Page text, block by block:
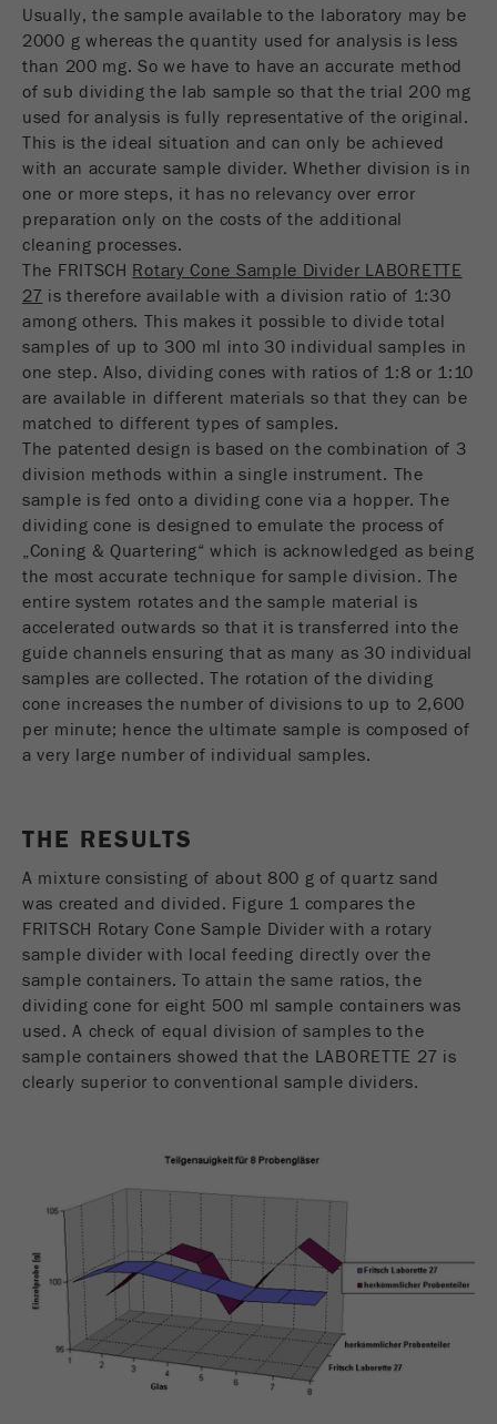
Objectivo
Contêm a data da 1ª visita a este
website.
Ciclo de vida
cookie
1 ano
Nome _ym_isad
Fornecedor Yandex
Objectivo
Determina se um utilizador utiliza
bloqueador de anuncios.
Ciclo de vida
cookie
2 dias
Nome _ym_uid
Fornecedor Yandex
Objectivo
Usado para identificar utilizadores do
site.
Ciclo de vida
cookie
1 ano
Usually, the sample available to the laboratory may be
2000 g whereas the quantity used for analysis is less
than 200 mg. So we have to have an accurate method
of sub dividing the lab sample so that the trial 200 mg
used for analysis is fully representative of the original.
This is the ideal situation and can only be achieved
with an accurate sample divider. Whether division is in
one or more steps, it has no relevancy over error
preparation only on the costs of the additional
cleaning processes.
The FRITSCH Rotary Cone Sample Divider LABORETTE
27 is therefore available with a division ratio of 1:30
among others. This makes it possible to divide total
samples of up to 300 ml into 30 individual samples in
one step. Also, dividing cones with ratios of 1:8 or 1:10
are available in different materials so that they can be
matched to different types of samples.
The patented design is based on the combination of 3
division methods within a single instrument. The
sample is fed onto a dividing cone via a hopper. The
dividing cone is designed to emulate the process of
„Coning & Quartering“ which is acknowledged as being
the most accurate technique for sample division. The
entire system rotates and the sample material is
accelerated outwards so that it is transferred into the
guide channels ensuring that as many as 30 individual
samples are collected. The rotation of the dividing
cone increases the number of divisions to up to 2,600
per minute; hence the ultimate sample is composed of
a very large number of individual samples.
THE RESULTS
A mixture consisting of about 800 g of quartz sand
was created and divided. Figure 1 compares the
FRITSCH Rotary Cone Sample Divider with a rotary
sample divider with local feeding directly over the
sample containers. To attain the same ratios, the
dividing cone for eight 500 ml sample containers was
used. A check of equal division of samples to the
sample containers showed that the LABORETTE 27 is
clearly superior to conventional sample dividers.